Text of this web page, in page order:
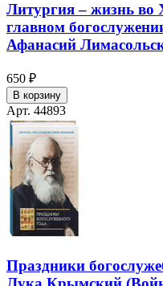
Литургия – жизнь во
главном
Афанасий
650 ₽
В корзину
Арт. 44893
Праздники